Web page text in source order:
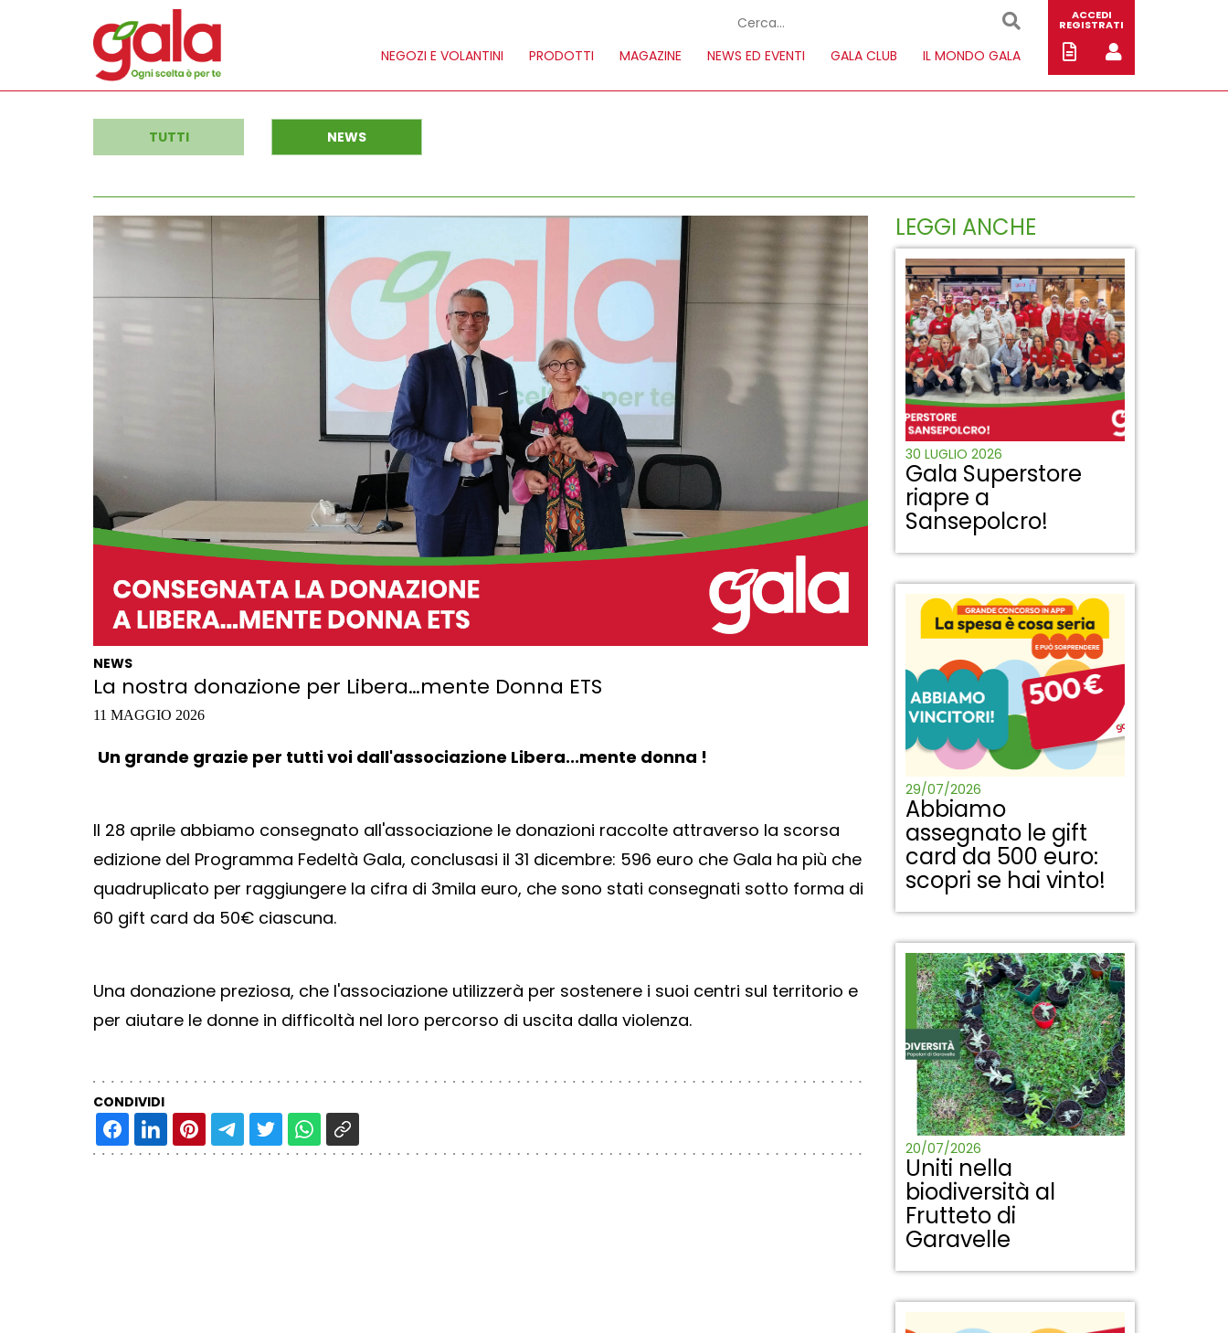
NEGOZI E VOLANTINI PRODOTTI MAGAZINE NEWS ED EVENTI GALA CLUB IL MONDO GALA
ACCEDI
REGISTRATI
TUTTI NEWS
NEWS
La nostra donazione per Libera…mente Donna ETS
11 MAGGIO 2026
Un grande grazie per tutti voi dall'associazione Libera...mente donna !
Il 28 aprile abbiamo consegnato all'associazione le donazioni raccolte attraverso la scorsa
edizione del Programma Fedeltà Gala, conclusasi il 31 dicembre: 596 euro che Gala ha più che
quadruplicato per raggiungere la cifra di 3mila euro, che sono stati consegnati sotto forma di
60 gift card da 50€ ciascuna.
Una donazione preziosa, che l'associazione utilizzerà per sostenere i suoi centri sul territorio e
per aiutare le donne in difficoltà nel loro percorso di uscita dalla violenza.
CONDIVIDI
LEGGI ANCHE
30 LUGLIO 2026
Gala Superstore
riapre a
Sansepolcro!
29/07/2026
Abbiamo
assegnato le gift
card da 500 euro:
scopri se hai vinto!
20/07/2026
Uniti nella
biodiversità al
Frutteto di
Garavelle